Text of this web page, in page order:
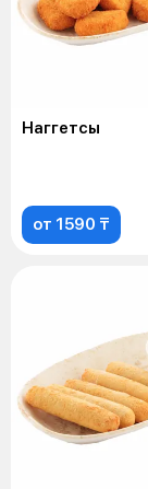
Наггетсы
от 1590 ₸